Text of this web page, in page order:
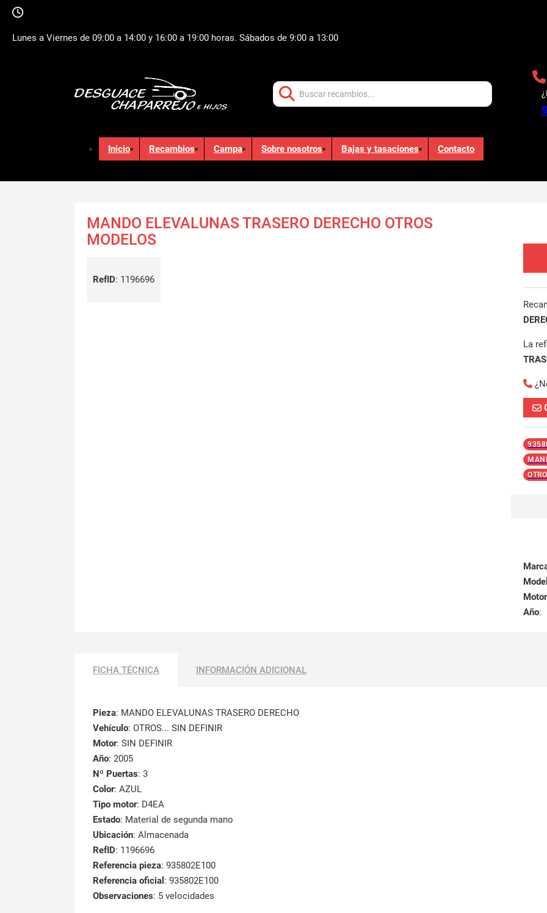
Lunes a Viernes de 09:00 a 14:00 y 16:00 a 19:00 horas. Sábados de 9:00 a 13:00
Inicio Recambios Campa Sobre nosotros Bajas y tasaciones Contacto
MANDO ELEVALUNAS TRASERO DERECHO OTROS
MODELOS
RefID: 1196696
La
Motor
Año:
FICHA TÉCNICA INFORMACIÓN ADICIONAL
Pieza: MANDO ELEVALUNAS TRASERO DERECHO
Vehículo: OTROS... SIN DEFINIR
Motor: SIN DEFINIR
Año: 2005
Nº Puertas: 3
Color: AZUL
Tipo motor: D4EA
Estado: Material de segunda mano
Ubicación: Almacenada
RefID: 1196696
Referencia pieza: 935802E100
Referencia oficial : 935802E100
Observaciones: 5 velocidades